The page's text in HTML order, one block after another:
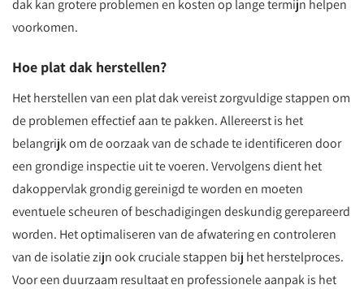
dak kan grotere problemen en kosten op lange termijn helpen
voorkomen.
Hoe plat dak herstellen?
Het herstellen van een plat dak vereist zorgvuldige stappen om
de problemen effectief aan te pakken. Allereerst is het
belangrijk om de oorzaak van de schade te identificeren door
een grondige inspectie uit te voeren. Vervolgens dient het
dakoppervlak grondig gereinigd te worden en moeten
eventuele scheuren of beschadigingen deskundig gerepareerd
worden. Het optimaliseren van de afwatering en controleren
van de isolatie zijn ook cruciale stappen bij het herstelproces.
Voor een duurzaam resultaat en professionele aanpak is het